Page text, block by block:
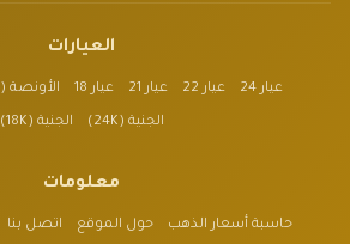
العيارات
عيار 24 عيار 22 عيار 21 عيار 18 الأونصة (24K)
الجنية (24K) الجنية (18K)
معلومات
حاسبة أسعار الذهب حول الموقع اتصل بنا